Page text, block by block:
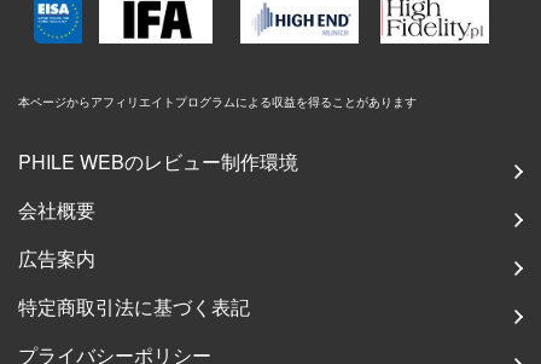
本ページからアフィリエイトプログラムによる収益を得ることがあります
PHILE WEBのレビュー制作環境
会社概要
広告案内
特定商取引法に基づく表記
プライバシーポリシー